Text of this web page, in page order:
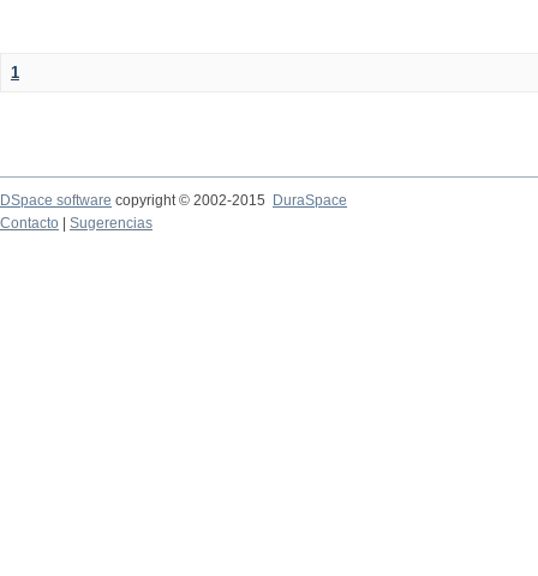
1
DSpace software copyright © 2002-2015
DuraSpace
Contacto
Sugerencias